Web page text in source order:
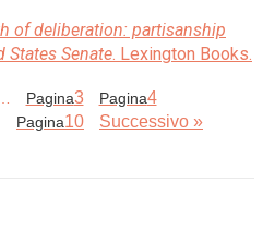
of deliberation: partisanship
States Senate . Lexington Books.
Pagina3 Pagina4
Pagina10 Successivo »